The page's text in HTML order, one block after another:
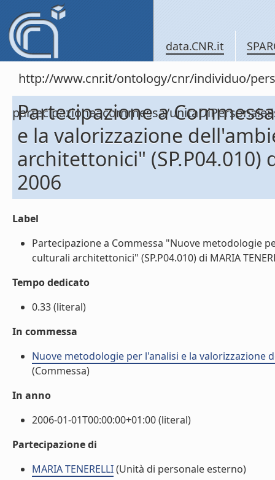
data.CNR.it
http://www.cnr.it/ontology/cnr/individuo/
partecipazioneacommessa/
Partecipazione a
e la valorizzazione
architettonici" (SP.P04.010)
2006
Label
Partecipazione a Commessa "Nuove metodologie
culturali architettonici" (SP.P04.010) di MARIA
Tempo dedicato
0.33 (literal)
In commessa
Nuove metodologie per l'analisi e la valorizzazione
(Commessa)
In anno
2006-01-01T00:00:00+01:00 (literal)
Partecipazione di
MARIA TENERELLI(Unità di personale esterno)